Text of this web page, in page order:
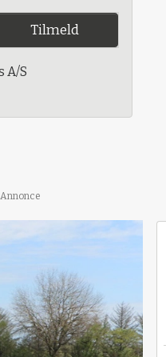
Tilmeld
A/S
Annonce